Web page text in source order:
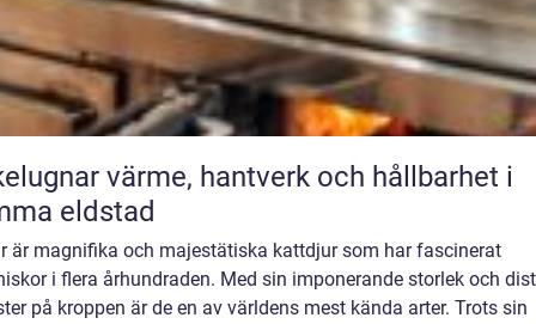
hantverk och hållbarhet i
eldstad
är magnifika och majestätiska kattdjur som har fascinerat
i flera århundraden. Med sin imponerande storlek och
på kroppen är de en av världens mest kända arter. Trots sin